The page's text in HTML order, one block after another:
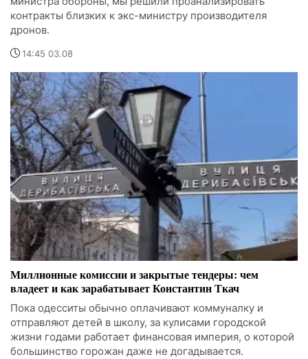
контракты близких к экс-министру производителя
дронов.
14:45 03.08
Миллионные комиссии и закрытые тендеры: чем
владеет и как зарабатывает Константин Ткач
Пока одесситы обычно оплачивают коммуналку и
отправляют детей в школу, за кулисами городской
жизни годами работает финансовая империя, о которой
большинство горожан даже не догадывается.